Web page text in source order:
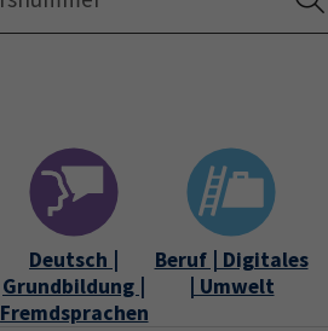
Deutsch |
Grundbildung |
Fremdsprachen
Beruf | Digitales
| Umwelt